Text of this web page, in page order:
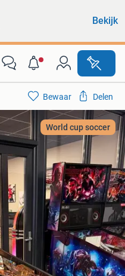
Bekijk
World cup soccer
Bewaar Delen